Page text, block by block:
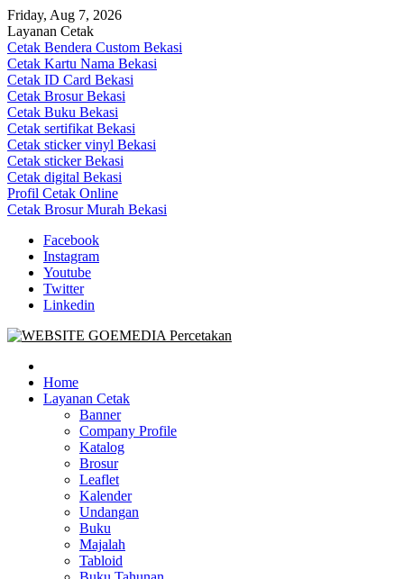
Skip
to
content
Friday, Aug 7, 2026
Layanan Cetak
Cetak Bendera Custom Bekasi
Cetak Kartu Nama Bekasi
Cetak ID Card Bekasi
Cetak Brosur Bekasi
Cetak Buku Bekasi
Cetak sertifikat Bekasi
Cetak sticker vinyl Bekasi
Cetak sticker Bekasi
Cetak digital Bekasi
Profil Cetak Online
Cetak Brosur Murah Bekasi
Facebook
Instagram
Youtube
Twitter
Linkedin
Goe Media Percetakan | 0822-4439-5599 (Call/WA)
0822-4439-5599 (Call/WA) Percetakan jasa cetak banner buku yasin
invoice kartu nama label map nota spanduk stiker undangan
pernikahan murah online 24 jam
Home
Layanan Cetak
Banner
Company Profile
Katalog
Brosur
Leaflet
Kalender
Undangan
Buku
Majalah
Tabloid